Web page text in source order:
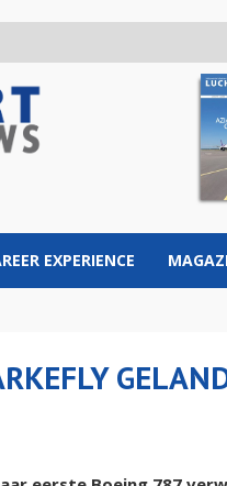
EXPERIENCE